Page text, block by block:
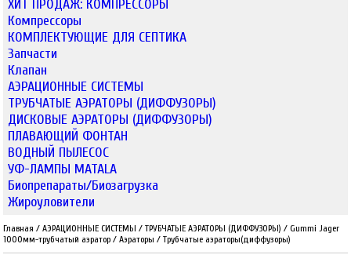
ХИТ ПРОДАЖ: КОМПРЕССОРЫ
Компрессоры
КОМПЛЕКТУЮЩИЕ ДЛЯ СЕПТИКА
Запчасти
Клапан
АЭРАЦИОННЫЕ СИСТЕМЫ
ТРУБЧАТЫЕ АЭРАТОРЫ (ДИФФУЗОРЫ)
ДИСКОВЫЕ АЭРАТОРЫ (ДИФФУЗОРЫ)
ПЛАВАЮЩИЙ ФОНТАН
ВОДНЫЙ ПЫЛЕСОС
УФ-ЛАМПЫ MATALA
Биопрепараты/Биозагрузка
Жироуловители
Главная /АЭРАЦИОННЫЕ СИСТЕМЫ /ТРУБЧАТЫЕ АЭРАТОРЫ (ДИФФУЗОРЫ) /Gummi Jager
1000мм-трубчатый аэратор /Аэраторы /Трубчатые аэраторы(диффузоры)